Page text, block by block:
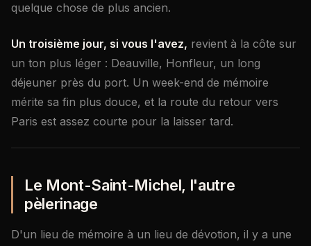
quelque chose de plus ancien.
Un troisième jour, si vous l'avez, revient à la côte sur
un ton plus léger : Deauville, Honfleur, un long
déjeuner près du port. Un week-end de mémoire
mérite sa fin plus douce, et la route du retour vers
Paris est assez courte pour la laisser tard.
Le Mont-Saint-Michel, l'autre
pèlerinage
D'un lieu de mémoire à un lieu de dévotion, il y a une